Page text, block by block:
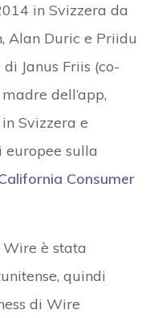
in Svizzera da
Alan Duric e Priidu
Janus Friis (co-
dell’app,
Svizzera e
sulla
Consumer
è stata
quindi
di Wire